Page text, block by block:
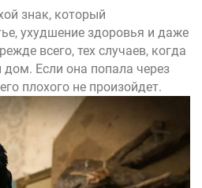
знак, который
ухудшение здоровья и даже
всего, тех случаев, когда
дом. Если она попала через
плохого не произойдет.